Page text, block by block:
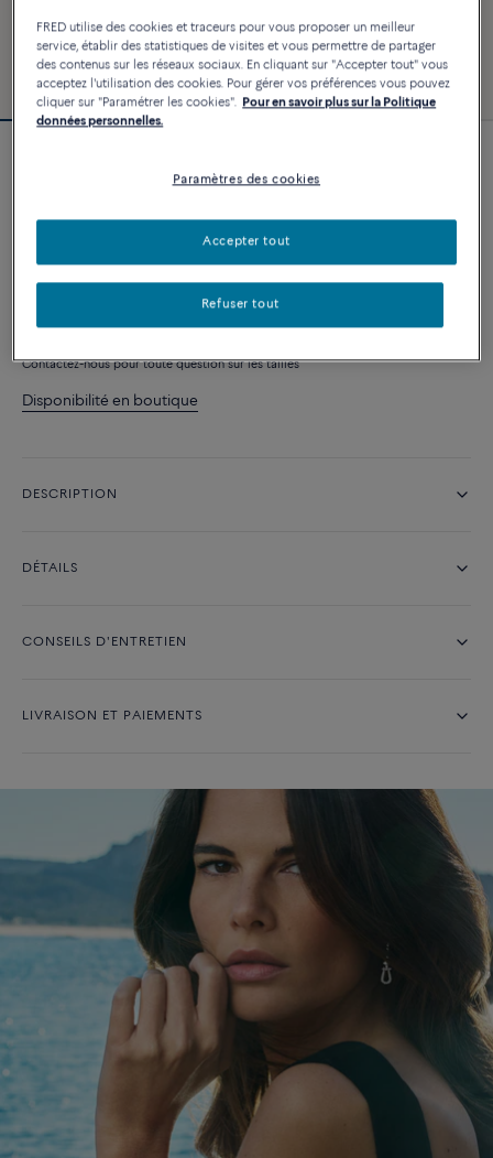
Bracelet Force 10
PERSONNALISER
AJOUTER AU PANIER
Contactez-nous pour toute question sur les tailles
Disponibilité en boutique
DESCRIPTION
DÉTAILS
CONSEILS D'ENTRETIEN
LIVRAISON ET PAIEMENTS
FRED utilise des cookies et traceurs pour vous proposer un meilleur
service, établir des statistiques de visites et vous permettre de partager
des contenus sur les réseaux sociaux. En cliquant sur "Accepter tout" vous
acceptez l'utilisation des cookies. Pour gérer vos préférences vous pouvez
cliquer sur "Paramétrer les cookies". Pour en savoir plus sur la Politique
données personnelles.
Paramètres des cookies
Refuser tout
Accepter tout